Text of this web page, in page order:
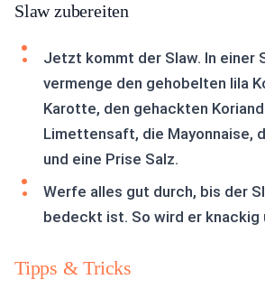
Slaw zubereiten
Jetzt kommt der Slaw. In einer
vermenge den gehobelten lila
Karotte, den gehackten
Limettensaft, die Mayonnaise,
und eine Prise Salz.
Werfe alles gut durch, bis der
bedeckt ist. So wird er knackig
Tipps & Tricks